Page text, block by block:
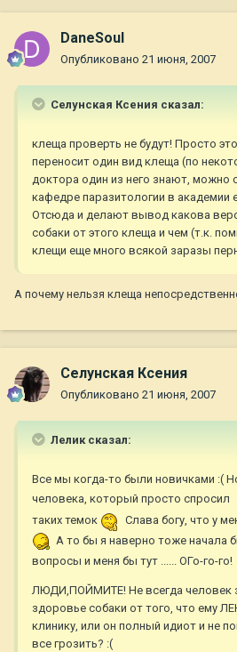
DaneSoul
Опубликовано 21 июня, 2007
Селунская Ксения сказал:
клеща проверть не будут! Просто
переносит один вид клеща (по
доктора один из него знают, можно
кафедре паразитологии в
Отсюда и делают вывод какова
собаки от этого клеща и чем (т.к.
клещи еще много всякой заразы
А почему нельзя клеща
Селунская Ксения
Опубликовано 21 июня, 2007
Лелик сказал:
Все мы когда-то были новичками :(
человека, который просто спросил
таких темок
Слава богу, что у
А то бы я наверно тоже начала
вопросы и меня бы тут ...... ОГо-го-го!
ЛЮДИ,ПОЙМИТЕ! Не всегда человек
здоровье собаки от того, что ему
клинику, или он полный идиот и не
все грозить? :(